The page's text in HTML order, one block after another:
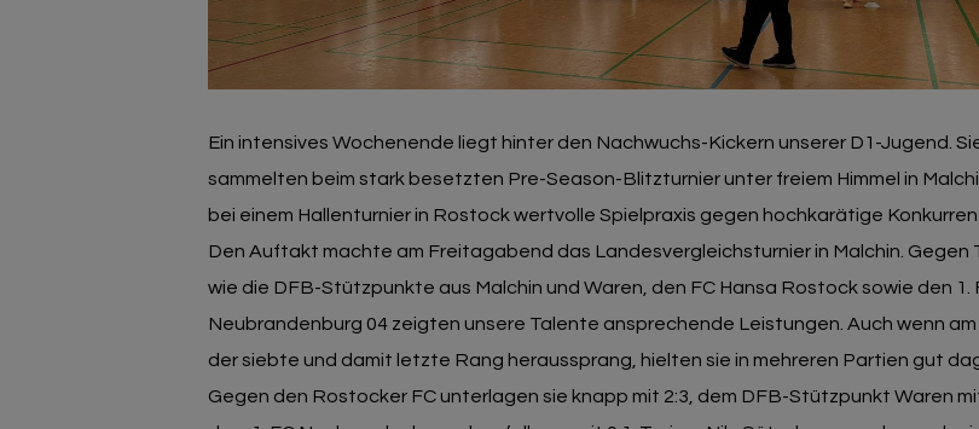
Ein intensives Wochenende liegt hinter den Nachwuchs-Kickern unserer D1-Jugend.
sammelten beim stark besetzten Pre-Season-Blitzturnier unter freiem Himmel in
bei einem Hallenturnier in Rostock wertvolle Spielpraxis gegen hochkarätige
Den Auftakt machte am Freitagabend das Landesvergleichsturnier in Malchin. Gegen
wie die DFB-Stützpunkte aus Malchin und Waren, den FC Hansa Rostock sowie den 1.
Neubrandenburg 04 zeigten unsere Talente ansprechende Leistungen. Auch wenn am
der siebte und damit letzte Rang heraussprang, hielten sie in mehreren Partien gut
Gegen den Rostocker FC unterlagen sie knapp mit 2:3, dem DFB-Stützpunkt Waren